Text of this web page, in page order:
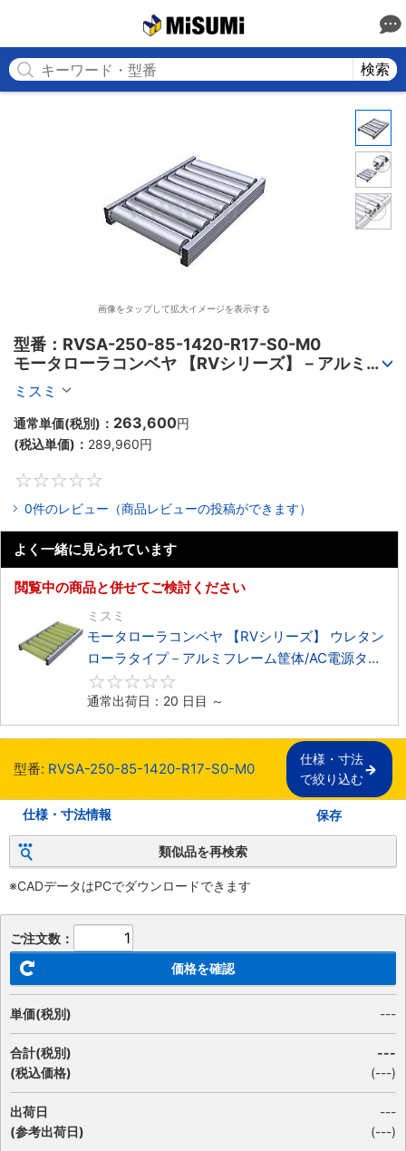
検索
画像をタップして拡大イメージを表示する
型番：RVSA-250-85-1420-R17-S0-M0
モータローラコンベヤ 【RVシリーズ】－アルミフ
レーム筐体/AC電源タイプ－
ミスミ
通常単価(税別)： 263,600円
(税込単価)： 289,960円
0件のレビュー（商品レビューの投稿ができます）
よく一緒に見られています
閲覧中の商品と併せてご検討ください
ミスミ
モータローラコンベヤ 【RVシリーズ】 ウレタン
ローラタイプ－アルミフレーム筐体/AC電源タイ
プ－
通常出荷日：20 日目 ～
型番: RVSA-250-85-1420-R17-S0-M0
仕様・寸法
で絞り込む
仕様・寸法情報 保存
類似品を再検索
※CADデータはPCでダウンロードできます
ご注文数：
価格を確認
単価(税別) ---
合計(税別)
(税込価格)
---
(---)
出荷日
(参考出荷日)
---
(---)